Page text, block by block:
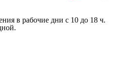
в рабочие дни с 10 до 18 ч.